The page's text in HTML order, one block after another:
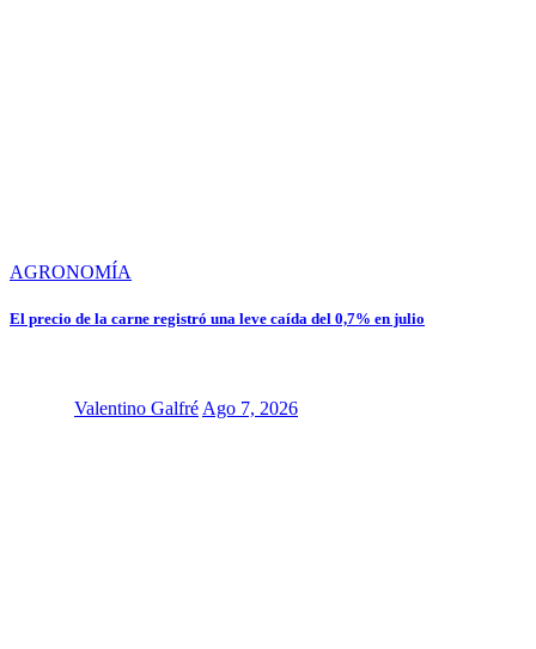
AGRONOMÍA
El precio de la carne registró una leve caída del 0,7% en julio
Valentino Galfré Ago 7, 2026